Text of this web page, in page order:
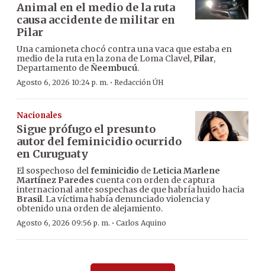
Animal en el medio de la ruta
causa accidente de militar en
Pilar
Una camioneta chocó contra una vaca que estaba en
medio de la ruta en la zona de Loma Clavel, Pilar,
Departamento deÑeembucú.
Agosto 6, 2026 10:24 p. m. · Redacción ÚH
Nacionales
Sigue prófugo el presunto
autor del feminicidio ocurrido
en Curuguaty
El sospechoso delfeminicidio de Leticia Marlene
Martínez Paredes cuenta con orden de captura
internacional ante sospechas de que habría huido hacia
Brasil. La víctima había denunciado violencia y
obtenido una orden de alejamiento.
Agosto 6, 2026 09:56 p. m. · Carlos Aquino